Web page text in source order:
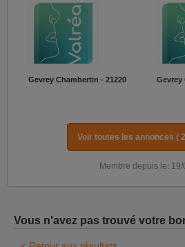
Gevrey Chambertin - 21220 Gevrey
Voir toutes les annonces (
Membre depuis le:
Vous n'avez pas trouvé votre